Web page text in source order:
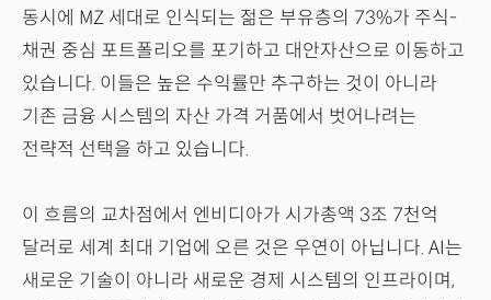
동시에 MZ 세대로 인식되는 젊은 부유층의 73%가 주식-
채권 중심 포트폴리오를 포기하고 대안자산으로 이동하고
있습니다. 이들은 높은 수익률만 추구하는 것이 아니라
기존 금융 시스템의 자산 가격 거품에서 벗어나려는
전략적 선택을 하고 있습니다.
이 흐름의 교차점에서 엔비디아가 시가총액 3조 7천억
달러로 세계 최대 기업에 오른 것은 우연이 아닙니다. AI는
새로운 기술이 아니라 새로운 경제 시스템의 인프라이며,